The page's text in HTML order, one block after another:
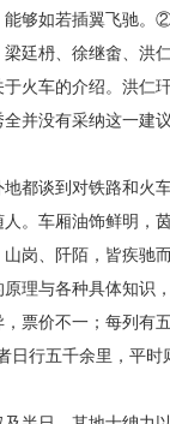
能够如若插翼飞驰。
廷枬、徐继畬、洪
火车的介绍。洪仁
并没有采纳这一建
都谈到对铁路和火
。车厢油饰鲜明
岗、阡陌，皆疾驰
理与各种具体知识
票价不一；每列有
日行五千余里，平